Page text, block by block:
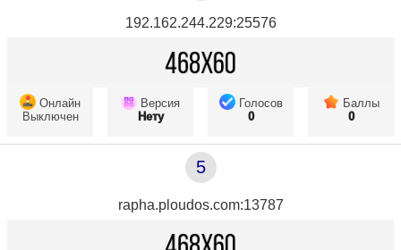
192.162.244.229:25576
Онлайн
Выключен
Версия
Нету
Голосов
0
Баллы
0
5
rapha.ploudos.com:13787